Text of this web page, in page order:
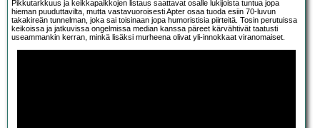
Pikkutarkkuus ja keikkapaikkojen listaus saattavat osalle lukijoista tuntua jopa
hieman puuduttavilta, mutta vastavuoroisesti Apter osaa tuoda esiin 70-luvun
takakireän tunnelman, joka sai toisinaan jopa humoristisia piirteitä. Tosin perutuissa
keikoissa ja jatkuvissa ongelmissa median kanssa päreet kärvähtivät taatusti
useammankin kerran, minkä lisäksi murheena olivat yli-innokkaat viranomaiset.